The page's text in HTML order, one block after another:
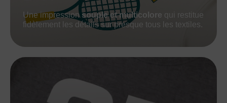
Une impressionsouple et multicolore qui restitue
fidèlement les détails sur presque tous les textiles.